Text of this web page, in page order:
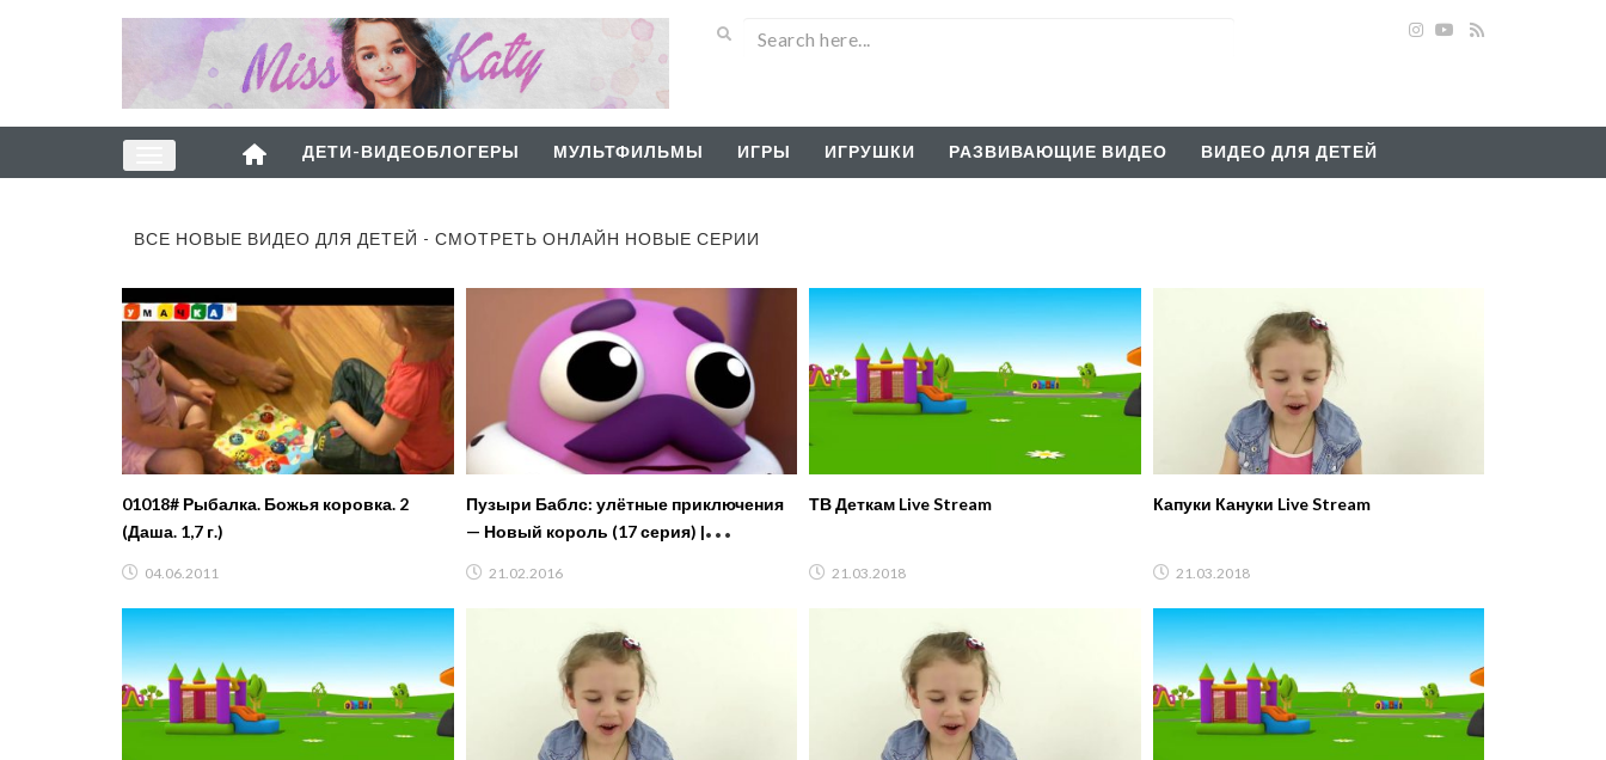
ДЕТИ-ВИДЕОБЛОГЕРЫ МУЛЬТФИЛЬМЫ ИГРЫ ИГРУШКИ РАЗВИВАЮЩИЕ ВИДЕО ВИДЕО ДЛЯ ДЕТЕЙ
ВСЕ НОВЫЕ ВИДЕО ДЛЯ ДЕТЕЙ - СМОТРЕТЬ ОНЛАЙН НОВЫЕ СЕРИИ
01018# Рыбалка. Божья коровка. 2
(Даша. 1,7 г.)
04.06.2011
Пузыри Баблс: улётные приключения
— Новый король (17 серия) |
21.02.2016
ТВ Деткам Live Stream
21.03.2018
Капуки Кануки Live Stream
21.03.2018